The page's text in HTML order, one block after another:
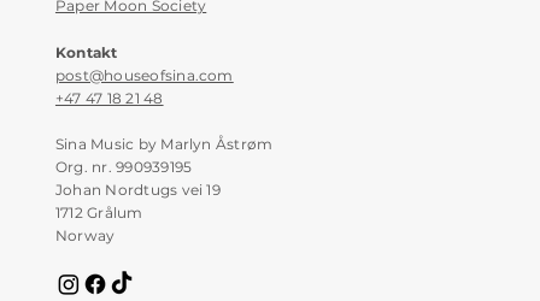
Kontakt
post@houseofsina.com
+47 47 18 21 48
Sina Music by Marlyn Åstrøm
Org. nr. 990939195
Johan Nordtugs vei 19
1712 Grålum
Norway
Paper Moon Society